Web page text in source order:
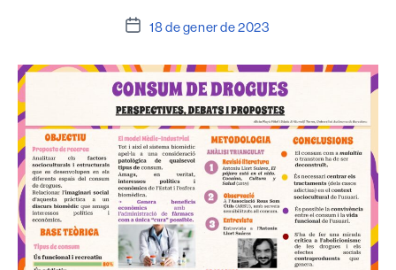
Data
l'entrada
18 de gener de 2023